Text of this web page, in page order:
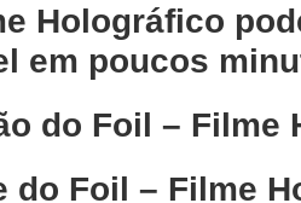
Holográfico
em poucos
do Foil – Filme
do Foil – Filme